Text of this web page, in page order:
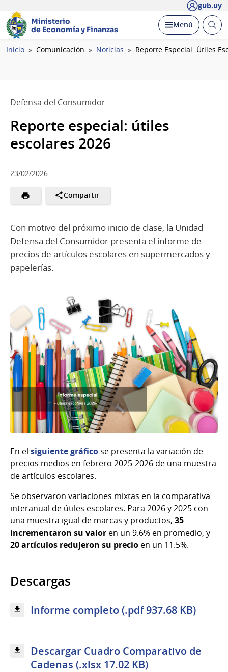
gub.uy
Ministerio
de Economía y Finanzas
Desplegar
Menú Abrir
Ruta
Inicio Comunicación Noticias Reporte Especial: Útiles
Defensa del Consumidor
Reporte especial: útiles
escolares 2026
23/02/2026
Compartir
Con motivo del próximo inicio de clase, la Unidad
Defensa del Consumidor presenta el informe de
precios de artículos escolares en supermercados y
papelerías.
En el siguiente gráficose presenta la variación de
precios medios en febrero 2025-2026 de una muestra
de artículos escolares.
Se observaron variaciones mixtas en la comparativa
interanual de útiles escolares. Para 2026 y 2025 con
una muestra igual de marcas y productos, 35
incrementaron su valor en un 9.6% en promedio, y
20 artículos redujeron su precio en un 11.5%.
Descargas
Informe completo (.pdf 937.68 KB)
Descargar Cuadro Comparativo de
Cadenas (.xlsx 17.02 KB)